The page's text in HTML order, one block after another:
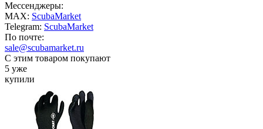
Мессенджеры:
MAX: ScubaMarket
Telegram: ScubaMarket
По почте:
sale@scubamarket.ru
С этим товаром покупают
5 уже
купили